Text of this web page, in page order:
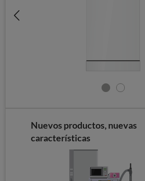
Nuevos productos, nuevas
características